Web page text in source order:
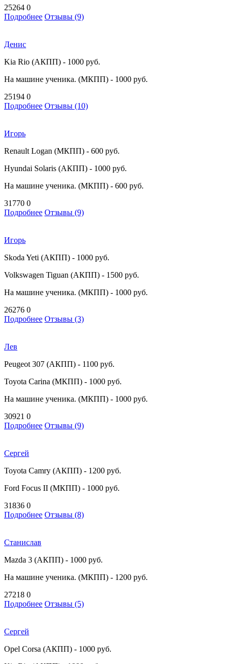
25264 0
Подробнее Отзывы (9)
Денис
Kia Rio (АКПП) - 1000 руб.
На машине ученика. (МКПП) - 1000 руб.
25194 0
Подробнее Отзывы (10)
Игорь
Renault Logan (МКПП) - 600 руб.
Hyundai Solaris (АКПП) - 1000 руб.
На машине ученика. (МКПП) - 600 руб.
31770 0
Подробнее Отзывы (9)
Игорь
Skoda Yeti (АКПП) - 1000 руб.
Volkswagen Tiguan (АКПП) - 1500 руб.
На машине ученика. (МКПП) - 1000 руб.
26276 0
Подробнее Отзывы (3)
Лев
Peugeot 307 (АКПП) - 1100 руб.
Toyota Carina (МКПП) - 1000 руб.
На машине ученика. (МКПП) - 1000 руб.
30921 0
Подробнее Отзывы (9)
Сергей
Toyota Camry (АКПП) - 1200 руб.
Ford Focus II (МКПП) - 1000 руб.
31836 0
Подробнее Отзывы (8)
Станислав
Mazda 3 (АКПП) - 1000 руб.
На машине ученика. (МКПП) - 1200 руб.
27218 0
Подробнее Отзывы (5)
Сергей
Opel Corsa (АКПП) - 1000 руб.